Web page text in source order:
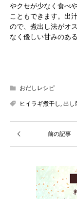
やクセが少なく食べ
こともできます。出
ので、煮出し法がオ
なく優しい甘みのあ
おだしレシピ
ヒイラギ煮干し,出し